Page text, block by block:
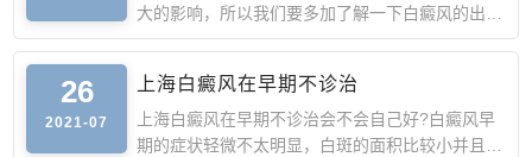
大的影响，所以我们要多加了解一下白癜风的出
现，特别是出现这
26
2021-07
上海白癜风在早期不诊治
上海白癜风在早期不诊治会不会自己好?白癜风早
期的症状轻微不太明显，白斑的面积比较小并且颜